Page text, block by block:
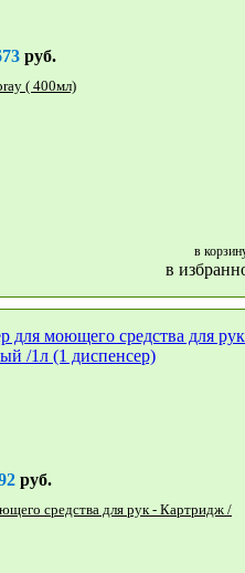
руб.
Смазка Molykote Polygliss-N Oil Spray ( 400мл)
в
в
руб.